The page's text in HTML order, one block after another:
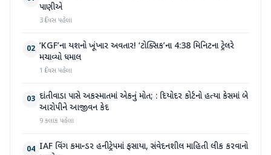
પાણીએ
3 દિવસ પહેલા
02 ‘KGF’ના યશનો ખૂંખાર અવતાર! ‘ટોક્સિક’ના 4:38 મિનિટના ટ્રેલરે
મચાવ્યો ધમાલ
1 દિવસ પહેલા
03 દાંતીવાડા પાસે અકસ્માતમાં એકનું મોત; : દિયોદર કોર્ટનો હત્યા કેસમાં બે
આરોપીને આજીવન કેદ
9 કલાક પહેલા
04 IAF વિંગ કમાન્ડર હનીટ્રેપમાં ફસાયા, સંવેદનશીલ માહિતી લીક કરવાનો